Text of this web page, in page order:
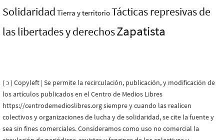
Solidaridad Tierra y territorioTácticas represivas de
las libertades y derechosZapatista
( ɔ ) Copyleft | Se permite la recirculación, publicación, y modificación de
los artículos publicados en el Centro de Medios Libres
https://centrodemedioslibres.org siempre y cuando las realicen
colectivos y organizaciones de lucha y de solidaridad, se cite la fuente y
sea sin fines comerciales. Consideramos como uso no comercial la